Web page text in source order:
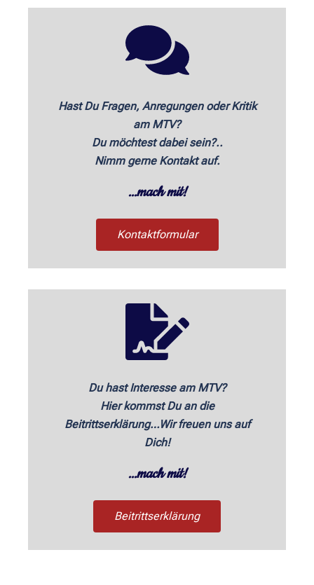
Hast Du Fragen, Anregungen oder Kritik
am MTV?
Du möchtest dabei sein?..
Nimm gerne Kontakt auf.
...mach mit!
Kontaktformular
Du hast Interesse am MTV?
Hier kommst Du an die
Bei­tritts­er­klärung…Wir freuen uns auf
Dich!
...mach mit!
Beitrittserklärung